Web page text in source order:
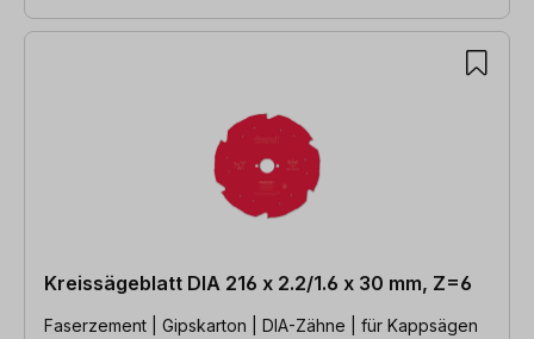
Kreissägeblatt DIA 216 x 2.2/1.6 x 30 mm, Z=6
Faserzement | Gipskarton | DIA-Zähne | für Kappsägen